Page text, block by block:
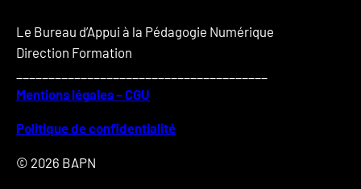
Le Bureau d’Appui à la Pédagogie Numérique
Direction Formation
Mentions légales – CGU
Politique de confidentialité
© 2026 BAPN